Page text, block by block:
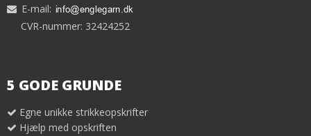
E-mail:
CVR-nummer: 32424252
5 GODE GRUNDE
Egne unikke strikkeopskrifter
Hjælp med opskriften